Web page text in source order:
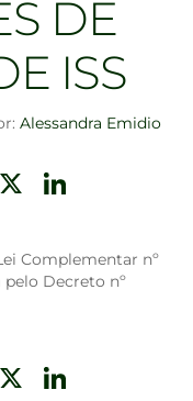
DE
ISS
Alessandra Emidio
Facebook
X
Complementar nº
pelo Decreto nº
Facebook
X